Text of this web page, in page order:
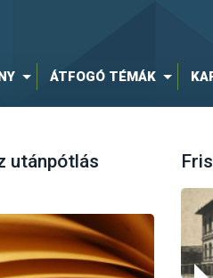
ÁTFOGÓ TÉMÁK
utánpótlás